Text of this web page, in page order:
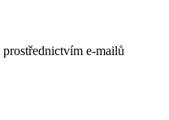
prostřednictvím e-mailů